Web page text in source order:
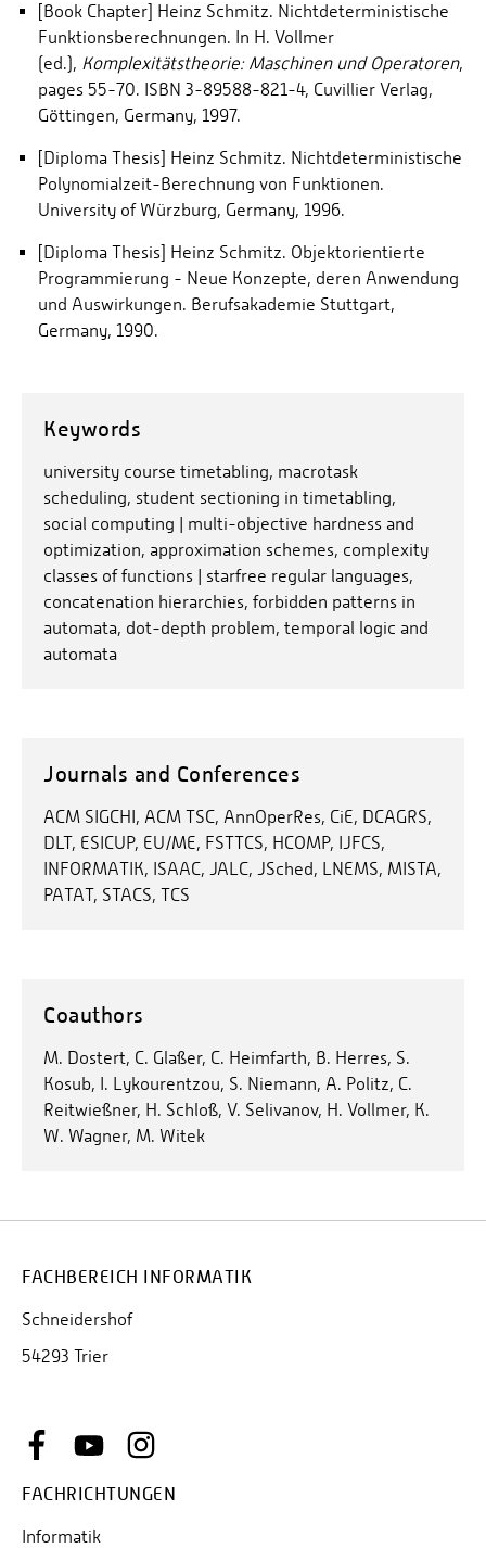
[Book Chapter] Heinz Schmitz. Nichtdeterministische
Funktionsberechnungen. In H. Vollmer
(ed.), Komplexitätstheorie: Maschinen und Operatoren,
pages 55-70. ISBN 3-89588-821-4, Cuvillier Verlag,
Göttingen, Germany, 1997.
[Diploma Thesis] Heinz Schmitz. Nichtdeterministische
Polynomialzeit-Berechnung von Funktionen.
University of Würzburg, Germany, 1996.
[Diploma Thesis] Heinz Schmitz. Objektorientierte
Programmierung - Neue Konzepte, deren Anwendung
und Auswirkungen. Berufsakademie Stuttgart,
Germany, 1990.
Keywords
university course timetabling, macrotask
scheduling, student sectioning in timetabling,
social computing | multi-objective hardness and
optimization, approximation schemes, complexity
classes of functions | starfree regular languages,
concatenation hierarchies, forbidden patterns in
automata, dot-depth problem, temporal logic and
automata
Journals and Conferences
ACM SIGCHI, ACM TSC, AnnOperRes, CiE, DCAGRS,
DLT, ESICUP, EU/ME, FSTTCS, HCOMP, IJFCS,
INFORMATIK, ISAAC, JALC, JSched, LNEMS, MISTA,
PATAT, STACS, TCS
Coauthors
M. Dostert, C. Glaßer, C. Heimfarth, B. Herres, S.
Kosub, I. Lykourentzou, S. Niemann, A. Politz, C.
Reitwießner, H. Schloß, V. Selivanov, H. Vollmer, K.
W. Wagner, M. Witek
FACHBEREICH INFORMATIK
Schneidershof
54293 Trier
FACHRICHTUNGEN
Informatik